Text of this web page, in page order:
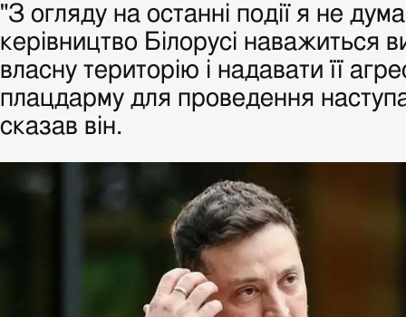
"З огляду на останні події я не
керівництво Білорусі наважиться
власну територію і надавати її
плацдарму для проведення
сказав він.